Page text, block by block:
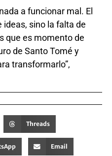
a funcionar mal. El
ideas, sino la falta de
que es momento de
de Santo Tomé y
transformarlo”,
Threads
Email